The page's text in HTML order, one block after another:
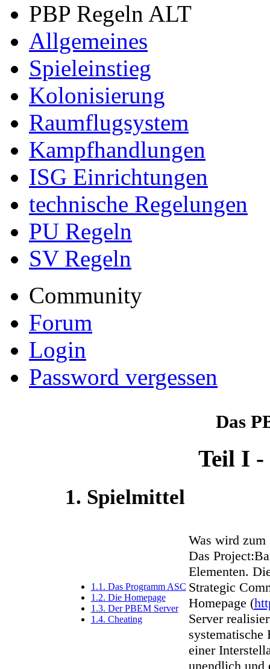
PBP Regeln ALT
Allgemeines
Spieleinstieg
Kolonisierung
Raumflugsystem
Kampfhandlungen
ISG Einrichtungen
technische Regelungen
PU Regeln
SV Regeln
Community
Forum
Login
Password vergessen
Das
Teil I -
1. Spielmittel
1.1. Das Programm ASC
1.2. Die Homepage
1.3. Der PBEM Server
1.4. Cheating
Was wird zum
Das
Elementen.
Strategic
Homepage (
Server
einer
unendlich und